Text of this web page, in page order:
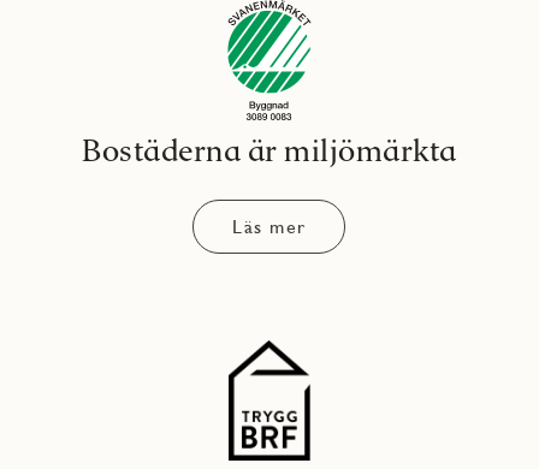
Bostäderna är miljömärkta
Läs mer